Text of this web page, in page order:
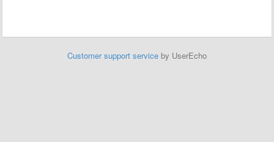
Customer support service by UserEcho